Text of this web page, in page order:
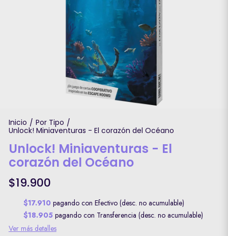
Inicio / Por Tipo /
Unlock! Miniaventuras - El corazón del Océano
Unlock! Miniaventuras - El
corazón del Océano
$19.900
$17.910 pagando con Efectivo (desc. no acumulable)
$18.905 pagando con Transferencia (desc. no acumulable)
Ver más detalles